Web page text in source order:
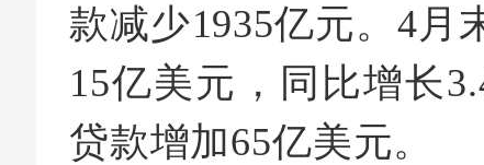
款减少1935亿元。4月
15亿美元，同比增长
贷款增加65亿美元。